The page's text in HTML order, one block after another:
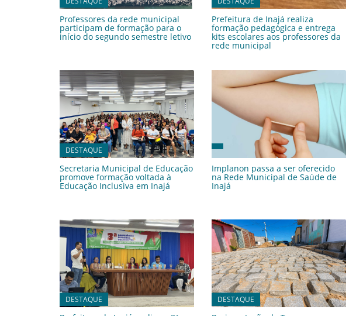
Professores da rede municipal
participam de formação para o
início do segundo semestre letivo
Prefeitura de Inajá realiza
formação pedagógica e entrega
kits escolares aos professores da
rede municipal
DESTAQUE
Secretaria Municipal de Educação
promove formação voltada à
Educação Inclusiva em Inajá
Implanon passa a ser oferecido
na Rede Municipal de Saúde de
Inajá
DESTAQUE DESTAQUE